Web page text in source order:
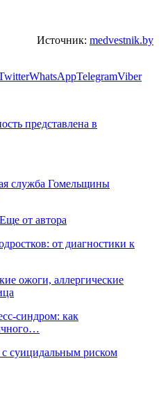
Источник: medvestnik.by
WhatsAppTelegramViber
представлена в
служба Гомельщины
Еще от автора
от диагностики к
ожоги, аллергические
синдром: как
суицидальным риском